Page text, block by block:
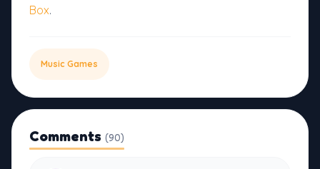
Box.
Music Games
Comments (90)